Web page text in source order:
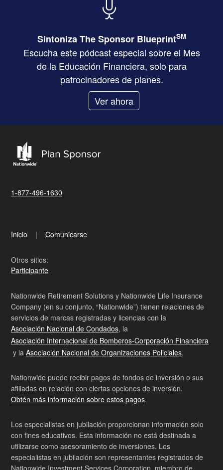
Sintoniza The Sponsor BlueprintSM
Escucha este pódcast especial sobre el Mes
de la Educación Financiera, solo para
patrocinadores de planes.
Ver ahora
1-877-496-1630
Inicio Comunicarse
Otros sitios:
Participante
Nationwide Retirement Solutions y Nationwide Life Insurance
Company (en su conjunto, “Nationwide”) tienen relaciones de
servicios de marcas registradas y licencias con la
Asociación Nacional de Condados, la
Asociación Internacional de Bomberos-Corporación Financiera
y la Asociación Nacional de Organizaciones Policiales.
Nationwide puede recibir pagos de fondos de inversión o sus
afiliadas en relación con ciertas opciones de inversión.
Obtén más información sobre estos pagos.
Los especialistas en jubilación proporcionan información solo
con fines educativos. Esta información no está destinada a
utilizarse como asesoramiento de inversiones. Los
especialistas en jubilación son representantes registrados de
Nationwide Investment Services Corporation, miembro de